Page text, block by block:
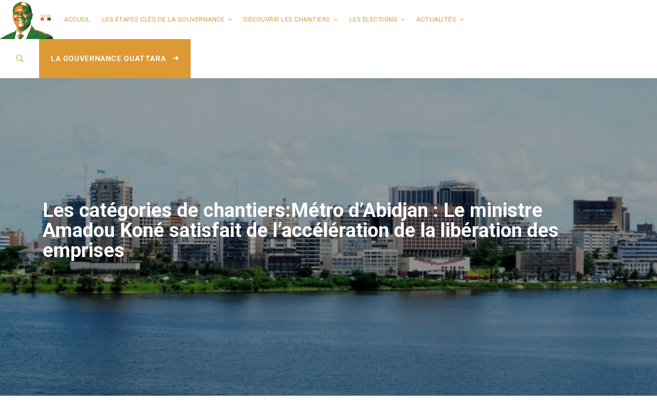
ACCUEIL LES ÉTAPES CLÉS DE LA GOUVERNANCE DÉCOUVRIR LES CHANTIERS LES ÉLECTIONS ACTUALITÉS
LA GOUVERNANCE OUATTARA
Les catégories de chantiers:Métro d’Abidjan : Le ministre
Amadou Koné satisfait de l’accélération de la libération des
emprises